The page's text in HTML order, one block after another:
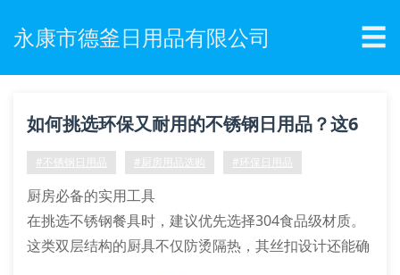
永康市德釜日用品有限公司 ☰
如何挑选环保又耐用的不锈钢日用品？这6
个技巧必须掌握！
#不锈钢日用品 #厨房用品选购 #环保日用品
厨房必备的实用工具
在挑选不锈钢餐具时，建议优先选择304食品级材质。
这类双层结构的厨具不仅防烫隔热，其丝扣设计还能确